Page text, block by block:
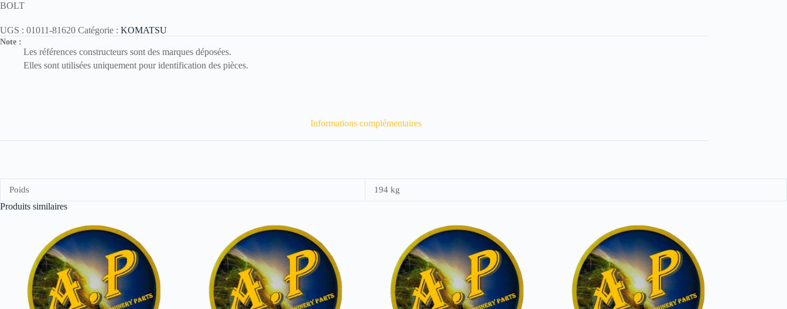
BOLT
UGS : 01011-81620 Catégorie : KOMATSU
Note :
Les références constructeurs sont des marques déposées.
Elles sont utilisées uniquement pour identification des pièces.
Informations complémentaires
Poids 194 kg
Produits similaires